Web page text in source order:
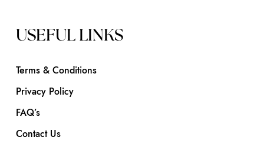
USEFUL LINKS
Terms & Conditions
Privacy Policy
FAQ’s
Contact Us